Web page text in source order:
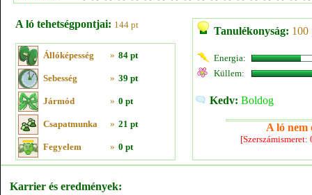
A ló tehetségpontjai: 144 pt
Állóképesség » 84 pt
Sebesség » 39 pt
Jármód » 0 pt
Csapatmunka » 21 pt
Fegyelem » 0 pt
Tanulékonyság: 100
Energia:
Küllem:
Kedv: Boldog
A ló nem
Karrier és eredmények: